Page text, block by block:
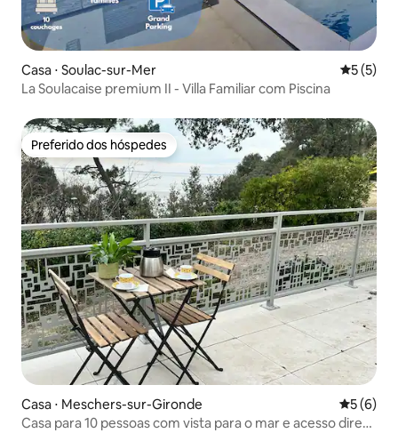
Casa ⋅ Soulac-sur-Mer 5 de
5 (5)
La Soulacaise premium II - Villa Familiar com Piscina
Preferido dos hóspedes
Preferido dos hóspedes
Casa ⋅ Meschers-sur-Gironde 5 de
5 (6)
Casa para 10 pessoas com vista para o mar e acesso direto